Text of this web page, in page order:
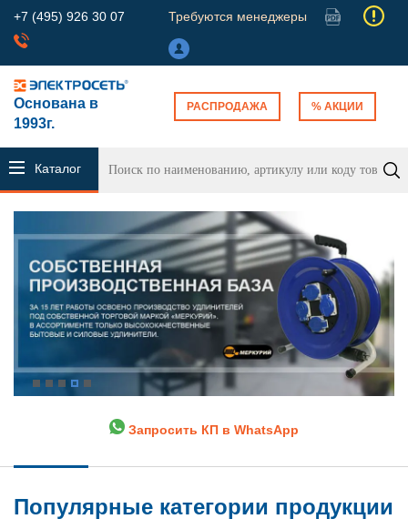
+7 (495) 926 30 07 Требуются менеджеры
Основана в
1993г.
РАСПРОДАЖА % АКЦИИ
Каталог
продукции
Запросить КП в WhatsApp
Популярные категории продукции